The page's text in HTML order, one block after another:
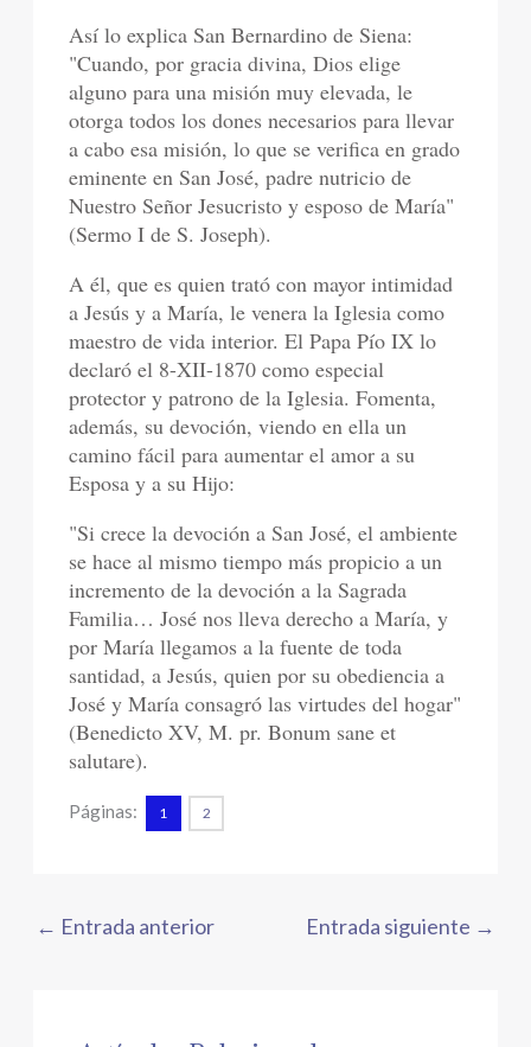
Así lo explica San Bernardino de Siena:
"Cuando, por gracia divina, Dios elige
alguno para una misión muy elevada, le
otorga todos los dones necesarios para llevar
a cabo esa misión, lo que se verifica en grado
eminente en San José, padre nutricio de
Nuestro Señor Jesucristo y esposo de María"
(Sermo I de S. Joseph).
A él, que es quien trató con mayor intimidad
a Jesús y a María, le venera la Iglesia como
maestro de vida interior. El Papa Pío IX lo
declaró el 8-XII-1870 como especial
protector y patrono de la Iglesia. Fomenta,
además, su devoción, viendo en ella un
camino fácil para aumentar el amor a su
Esposa y a su Hijo:
"Si crece la devoción a San José, el ambiente
se hace al mismo tiempo más propicio a un
incremento de la devoción a la Sagrada
Familia… José nos lleva derecho a María, y
por María llegamos a la fuente de toda
santidad, a Jesús, quien por su obediencia a
José y María consagró las virtudes del hogar"
(Benedicto XV, M. pr. Bonum sane et
salutare).
Páginas: 1 2
← Entrada anterior Entrada siguiente →